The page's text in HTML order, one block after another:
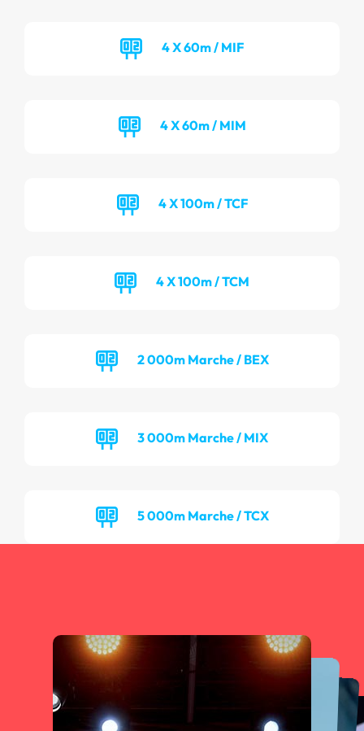
4 X 60m / MIF
4 X 60m / MIM
4 X 100m / TCF
4 X 100m / TCM
2 000m Marche / BEX
3 000m Marche / MIX
5 000m Marche / TCX